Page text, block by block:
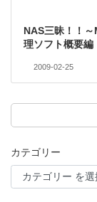
NAS三昧！！
理ソフト概要編
2009-02-25
カテゴリー